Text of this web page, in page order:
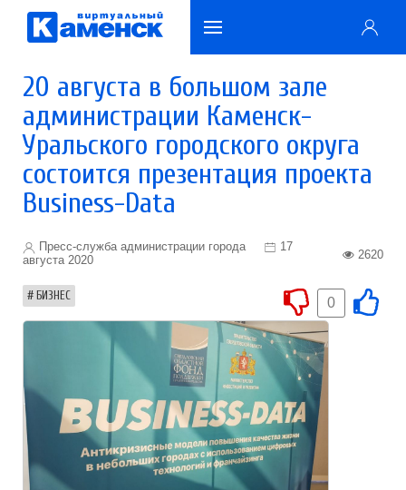
20 августа в большом зале
администрации Каменск-
Уральского городского округа
состоится презентация проекта
Business-Data
Пресс-служба администрации города
17
августа 2020
2620
БИЗНЕС 0